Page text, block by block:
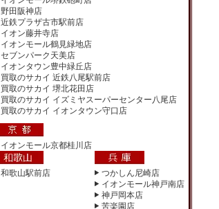
野田阪神店
近鉄プラザ古市駅前店
イオン藤井寺店
イオンモール鶴見緑地店
セブンパーク天美店
イオンタウン豊中緑丘店
買取のサカイ 近鉄八尾駅前店
買取のサカイ 堺北花田店
買取のサカイ イズミヤスーパーセンター八尾店
買取のサカイ イオンタウン守口店
イオンモール京都桂川店
和歌山駅前店
つかしん尼崎店
イオンモール神戸南店
神戸岡本店
苦楽園店